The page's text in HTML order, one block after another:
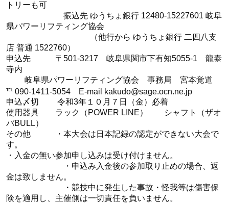
トリーも可
振込先 ゆうちょ銀行 12480-15227601 岐阜
県パワーリフティング協会
（他行から ゆうちょ銀行 二四八支
店 普通 1522760）
申込先 〒501-3217 岐阜県関市下有知5055-1 龍泰
寺内
岐阜県パワーリフティング協会 事務局 宮本覚道
℡ 090-1411-5054 E-mail kakudo@sage.ocn.ne.jp
申込〆切 令和3年１０月７日（金）必着
使用器具 ラック（POWER LINE） シャフト（ザオ
バBULL）
その他 ・本大会は日本記録の認定ができない大会で
す。
・入金の無い参加申し込みは受け付けません。
・申込み入金後の参加取り止めの場合、返
金は致しません。
・競技中に発生した事故・怪我等は傷害保
険を適用し、主催側は一切責任を負いません。